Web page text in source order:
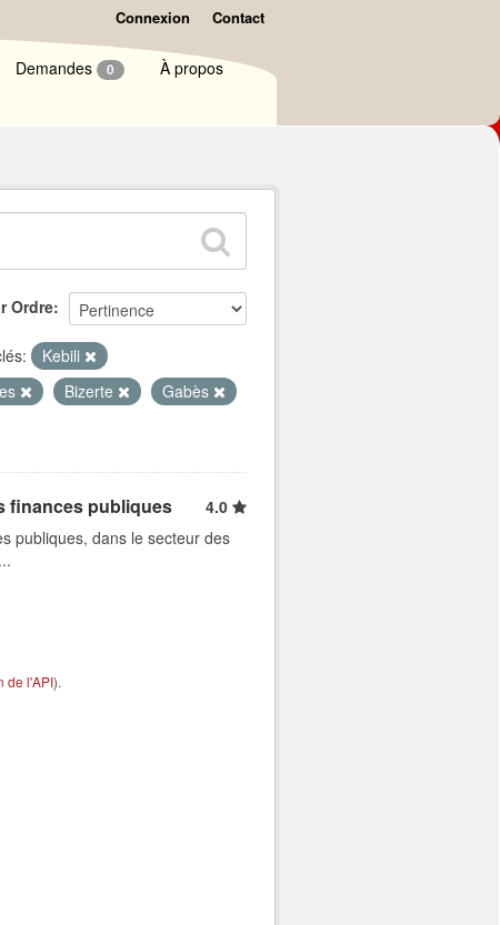
Connexion Contact
Demandes 0 À propos
Ordre
Kebili
Bizerte
Gabès
finances publiques
4.0
publiques, dans le secteur des
de l'API).